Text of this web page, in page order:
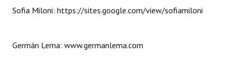
Actas de Sesión
Ejecución Presupuestaria
Sofia Miloni: https://sites.google.com/view/sofiamiloni
Germán Lema: www.germanlema.com